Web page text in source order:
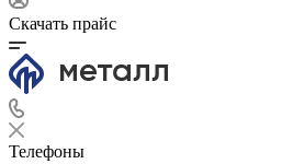
Скачать прайс
Телефоны